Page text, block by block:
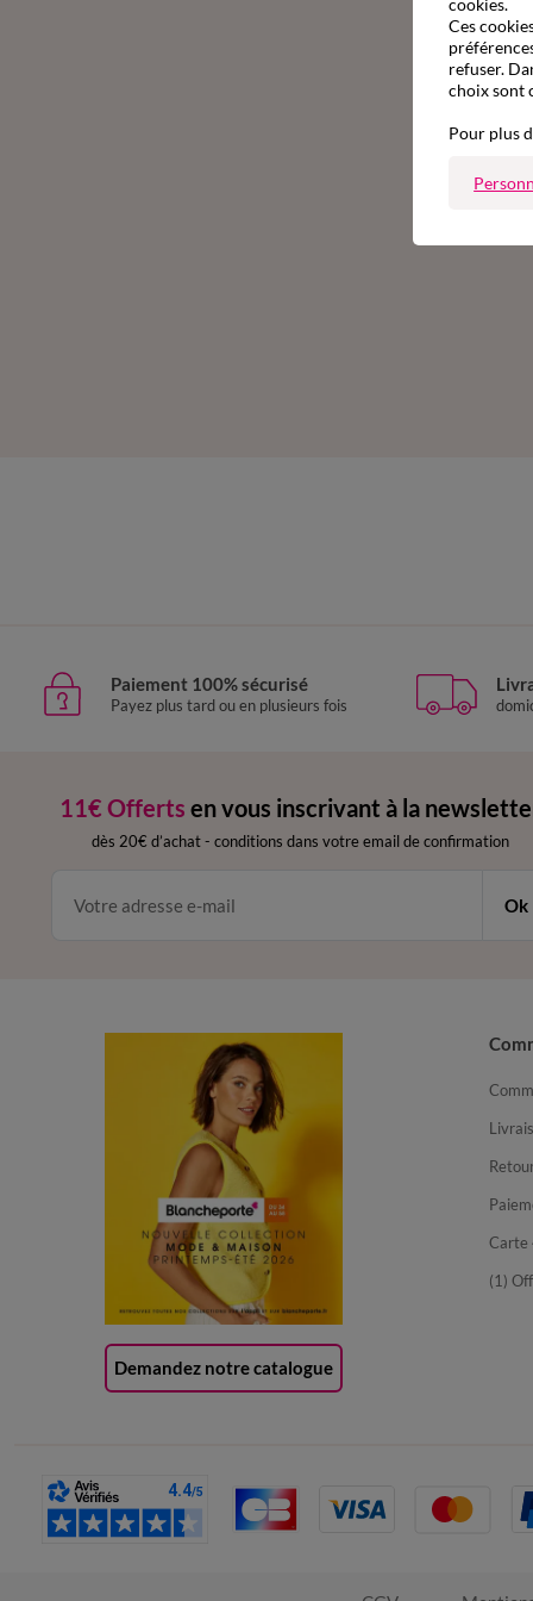
Paiement 100% sécurisé
Payez plus tard ou en plusieurs fois
11€ Offerts en vous inscrivant à la
dès 20€ d’achat - conditions dans votre email de confirmation
Ok
Demandez notre catalogue
Carte
(1)
cookies.
Ces
refuser.
choix sont
Pour plus